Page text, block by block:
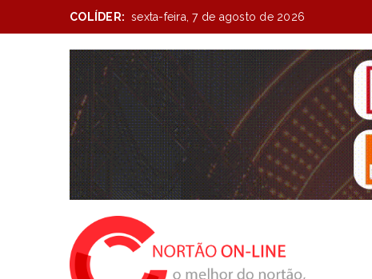
COLÍDER: sexta-feira, 7 de agosto de 2026
of